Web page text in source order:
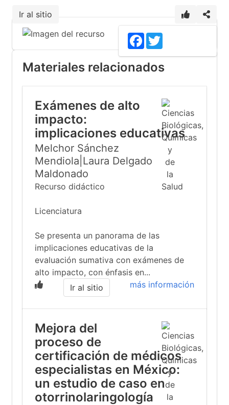
Ir al sitio
Facebook
Materiales relacionados
Exámenes de alto
impacto:
implicaciones educativas
Melchor Sánchez
Mendiola|Laura Delgado
Maldonado
Recurso didáctico
Licenciatura
Se presenta un panorama de las
implicaciones educativas de la
evaluación sumativa con exámenes de
alto impacto, con énfasis en...
más información
Ir al sitio
Mejora del
proceso de
certificación de médicos
especialistas en México:
un estudio de caso en
otorrinolaringología